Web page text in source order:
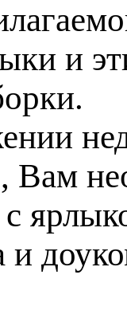
и
Вам
и